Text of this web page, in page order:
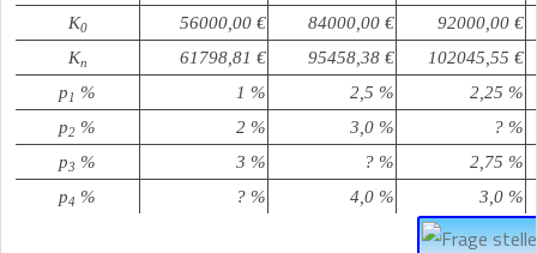
K0 56000,00 € 84000,00 €
92000,00 €
Kn 61798,81 € 95458,38 €
102045,55 €
p 1 % 1 % 2,5 %
2,25 %
p2 % 2 % 3,0 %
? %
p3 % 3 % ? %
2,75 %
p4 % ? % 4,0 % 3,0 %